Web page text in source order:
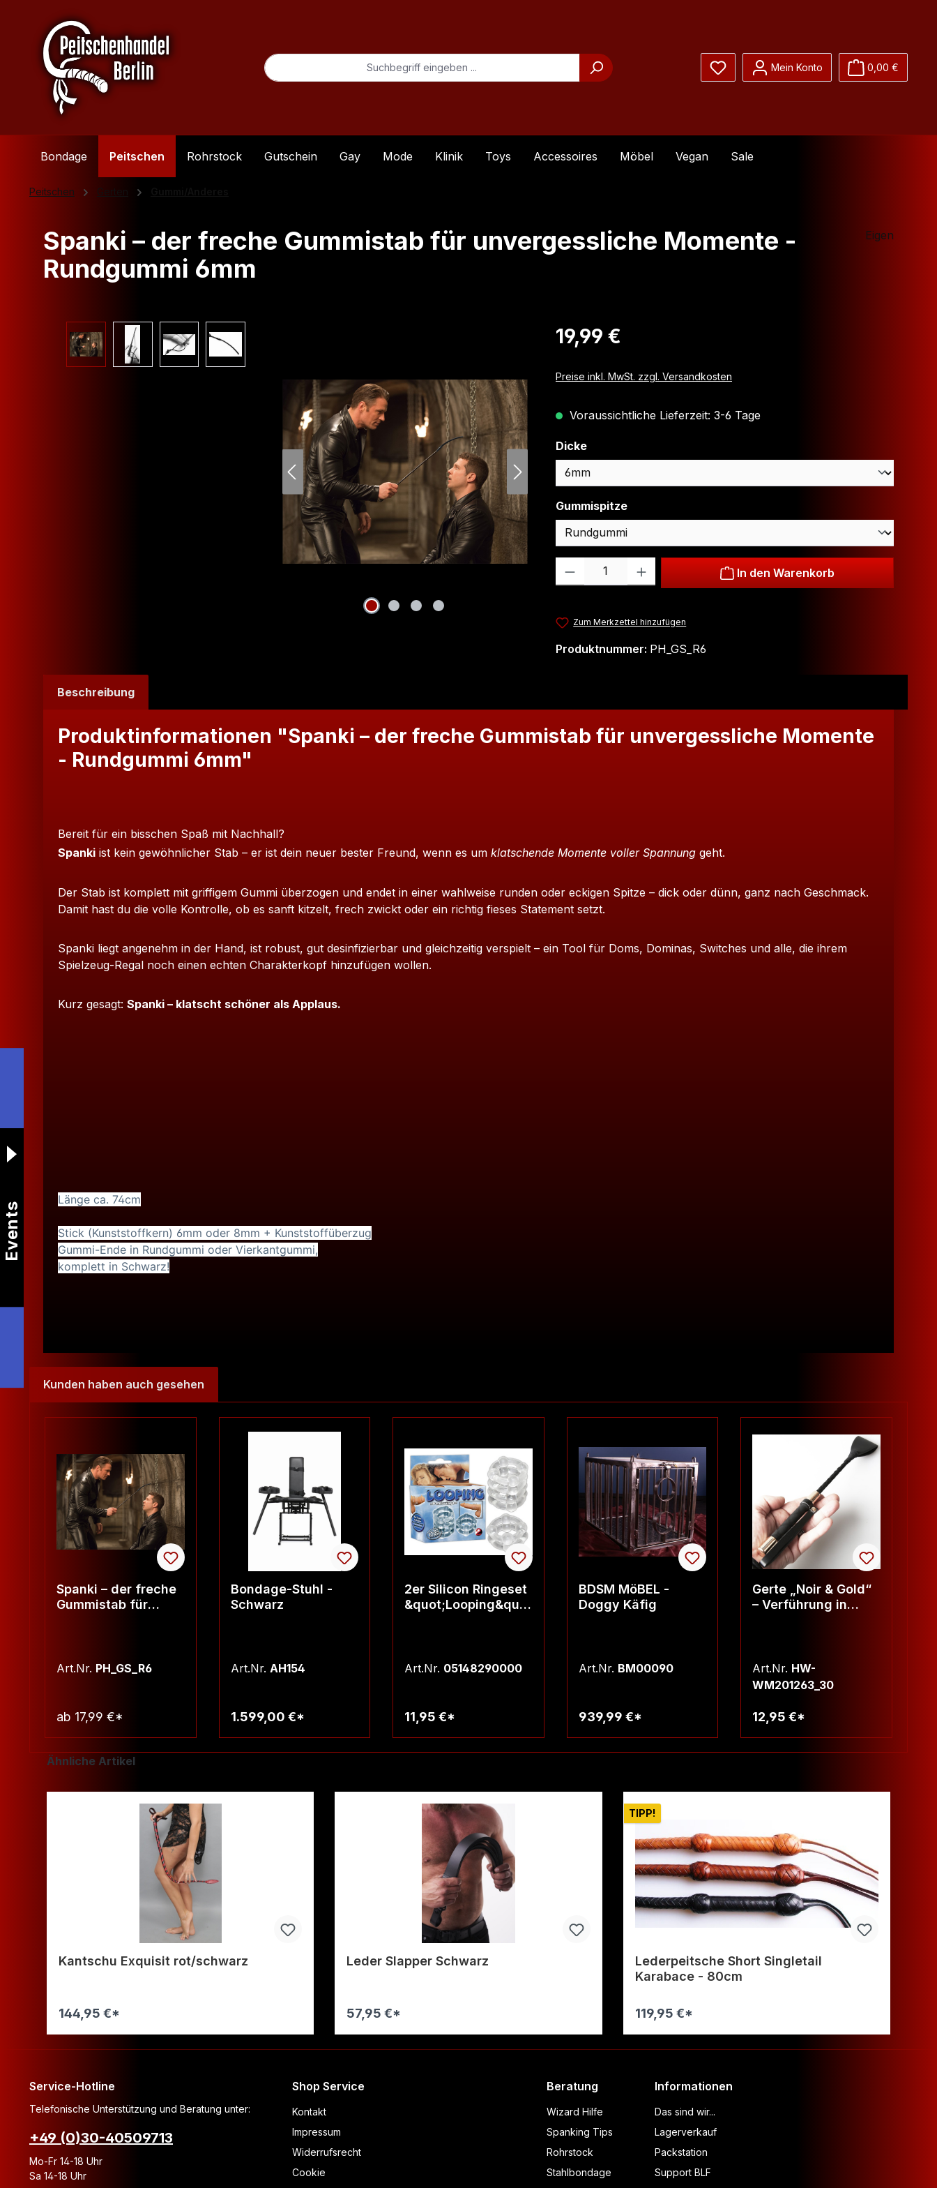
Hauptinhalt springen
Zur Suche springen
Zur Hauptnavigation springen
Du hast 0 Produkte auf dem Merkzettel
Mein Konto 0,00 €
Bondage Peitschen Rohrstock Gutschein Gay Mode Klinik Toys Accessoires Möbel Vegan Sale
Peitschen Gerten
Spanki – der freche Gummistab für unvergessliche Momente -
Rundgummi 6mm
Eigen
Bildergalerie überspringen Regulärer Preis:
19,99 €
Preise inkl. MwSt. zzgl. Versandkosten
Voraussichtliche Lieferzeit: 3-6 Tage
Dickeauswählen
Gummispitzeauswählen
Produkt Anzahl: Gib den gewünschten Wert ein oder benutze die Schaltflächen
In den Warenkorb
Zum Merkzettel hinzufügen
Produktnummer: PH_GS_R6
Beschreibung
Produktinformationen "Spanki – der freche Gummistab für unvergessliche Momente
- Rundgummi 6mm"
Bereit für ein bisschen Spaß mit Nachhall?
Spanki ist kein gewöhnlicher Stab – er ist dein neuer bester Freund, wenn es um klatschende Momente voller Spannung geht.
Der Stab ist komplett mit griffigem Gummi überzogen und endet in einer wahlweise runden oder eckigen Spitze – dick oder dünn, ganz nach Geschmack.
Damit hast du die volle Kontrolle, ob es sanft kitzelt, frech zwickt oder ein richtig fieses Statement setzt.
Spanki liegt angenehm in der Hand, ist robust, gut desinfizierbar und gleichzeitig verspielt – ein Tool für Doms, Dominas, Switches und alle, die ihrem
Spielzeug-Regal noch einen echten Charakterkopf hinzufügen wollen.
Kurz gesagt: Spanki – klatscht schöner als Applaus.
Länge ca. 74cm
Stick (Kunststoffkern) 6mm oder 8mm + Kunststoffüberzug
Gummi-Ende in Rundgummi oder Vierkantgummi,
komplett in Schwarz!
Kunden haben auch gesehen
Spanki – der freche
Gummistab für
Art.Nr. PH_GS_R6
ab 17,99 €*
Bondage-Stuhl -
Schwarz
Art.Nr. AH154
1.599,00 €*
2er Silicon Ringeset
&quot;Looping&quot
Art.Nr. 05148290000
11,95 €*
BDSM MöBEL -
Doggy Käfig
Art.Nr. BM00090
939,99 €*
Gerte „Noir & Gold“
– Verführung in
Art.Nr. HW-
WM201263_30
12,95 €*
Produktgalerie überspringen
Ähnliche Artikel
Kantschu Exquisit rot/schwarz
144,95 €*
Leder Slapper Schwarz
57,95 €*
TIPP!
Lederpeitsche Short Singletail
Karabace - 80cm
119,95 €*
Service-Hotline
Telefonische Unterstützung und Beratung unter:
+49 (0)30-40509713
Mo-Fr 14-18 Uhr
Sa 14-18 Uhr
Shop Service
Kontakt
Impressum
Widerrufsrecht
Cookie
Beratung
Wizard Hilfe
Spanking Tips
Rohrstock
Stahlbondage
Informationen
Das sind wir...
Lagerverkauf
Packstation
Support BLF
Events